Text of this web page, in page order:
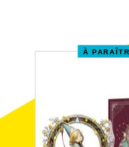
À